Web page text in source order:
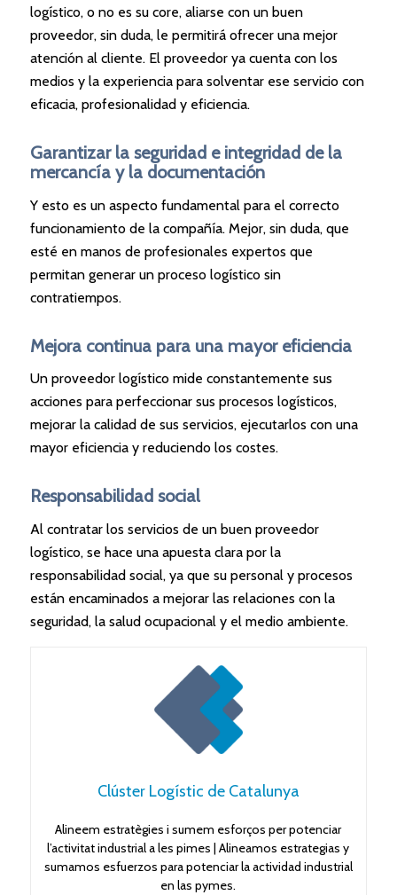
logístico, o no es su core, aliarse con un buen
proveedor, sin duda, le permitirá ofrecer una mejor
atención al cliente. El proveedor ya cuenta con los
medios y la experiencia para solventar ese servicio con
eficacia, profesionalidad y eficiencia.
Garantizar la seguridad e integridad de la
mercancía y la documentación
Y esto es un aspecto fundamental para el correcto
funcionamiento de la compañía. Mejor, sin duda, que
esté en manos de profesionales expertos que
permitan generar un proceso logístico sin
contratiempos.
Mejora continua para una mayor eficiencia
Un proveedor logístico mide constantemente sus
acciones para perfeccionar sus procesos logísticos,
mejorar la calidad de sus servicios, ejecutarlos con una
mayor eficiencia y reduciendo los costes.
Responsabilidad social
Al contratar los servicios de un buen proveedor
logístico, se hace una apuesta clara por la
responsabilidad social, ya que su personal y procesos
están encaminados a mejorar las relaciones con la
seguridad, la salud ocupacional y el medio ambiente.
Clúster Logístic de Catalunya
Alineem estratègies i sumem esforços per potenciar
l’activitat industrial a les pimes | Alineamos estrategias y
sumamos esfuerzos para potenciar la actividad industrial
en las pymes.